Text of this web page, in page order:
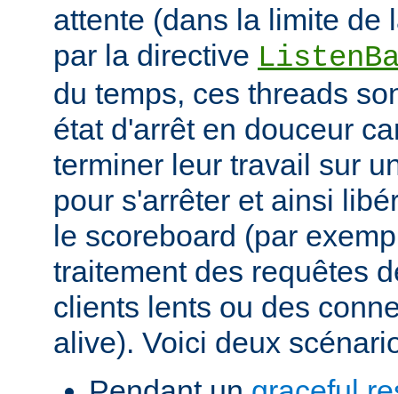
attente (dans la limite de
par la directive
du temps, ces threads
état d'arrêt en douceur
terminer leur travail sur
pour s'arrêter et ainsi
le scoreboard (par
traitement des requêtes
clients lents ou des
alive). Voici deux